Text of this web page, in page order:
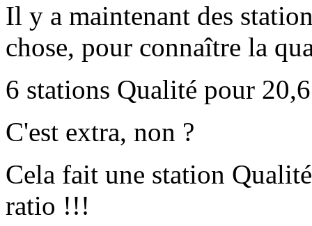
Il y a maintenant des
chose, pour connaître la
6 stations Qualité pour
C'est extra, non ?
Cela fait une station
ratio !!!